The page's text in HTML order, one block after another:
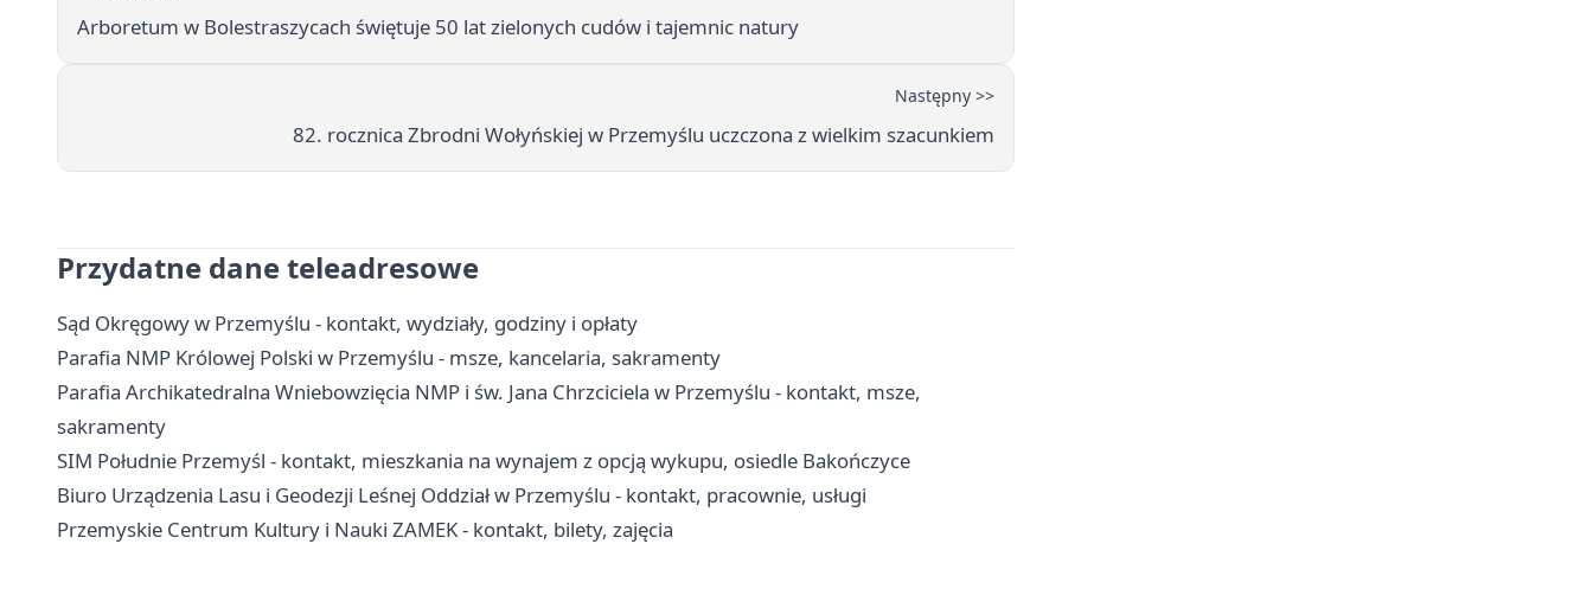
Arboretum w Bolestraszycach świętuje 50 lat zielonych cudów i tajemnic natury
Następny >>
82. rocznica Zbrodni Wołyńskiej w Przemyślu uczczona z wielkim szacunkiem
Przydatne dane teleadresowe
Sąd Okręgowy w Przemyślu - kontakt, wydziały, godziny i opłaty
Parafia NMP Królowej Polski w Przemyślu - msze, kancelaria, sakramenty
Parafia Archikatedralna Wniebowzięcia NMP i św. Jana Chrzciciela w Przemyślu - kontakt, msze,
sakramenty
SIM Południe Przemyśl - kontakt, mieszkania na wynajem z opcją wykupu, osiedle Bakończyce
Biuro Urządzenia Lasu i Geodezji Leśnej Oddział w Przemyślu - kontakt, pracownie, usługi
Przemyskie Centrum Kultury i Nauki ZAMEK - kontakt, bilety, zajęcia